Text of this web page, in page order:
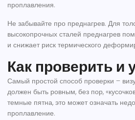
проплавления.
Не забывайте про преднагрев. Для
высокопрочных сталей преднагрев
и снижает риск термического
Как проверить и
Самый простой способ проверки –
должен быть ровным, без пор,
темные пятна, это может означать
проплавление.